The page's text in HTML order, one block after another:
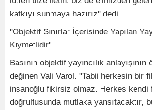
katkıyı sunmaya hazırız" dedi.
"Objektif Sınırlar İçerisinde Yapılan
Kıymetlidir"
Basının objektif yayıncılık anlayışının
değinen Vali Varol, "Tabii herkesin bir
insanoğlu fikirsiz olmaz. Herkes kendi
doğrultusunda mutlaka yansıtacaktır,